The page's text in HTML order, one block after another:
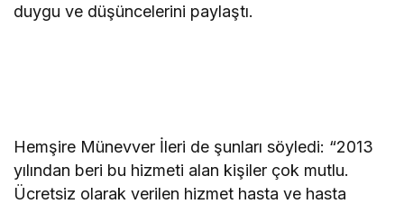
duygu ve düşüncelerini paylaştı.
Hemşire Münevver İleri de şunları söyledi: “2013
yılından beri bu hizmeti alan kişiler çok mutlu.
Ücretsiz olarak verilen hizmet hasta ve hasta